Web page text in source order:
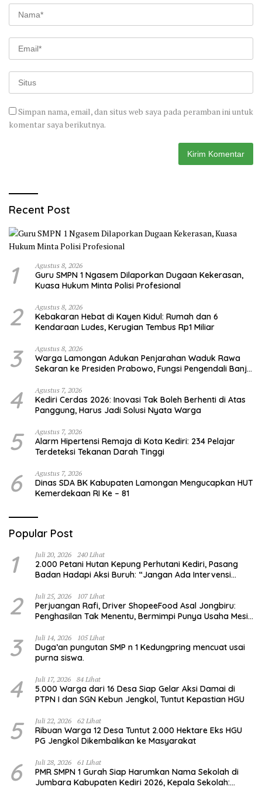
Simpan nama, email, dan situs web saya pada peramban ini untuk
komentar saya berikutnya.
Recent Post
1 Agustus 8, 2026
Guru SMPN 1 Ngasem Dilaporkan Dugaan Kekerasan,
Kuasa Hukum Minta Polisi Profesional
2 Agustus 8, 2026
Kebakaran Hebat di Kayen Kidul: Rumah dan 6
Kendaraan Ludes, Kerugian Tembus Rp1 Miliar
3 Agustus 8, 2026
Warga Lamongan Adukan Penjarahan Waduk Rawa
Sekaran ke Presiden Prabowo, Fungsi Pengendali Banjir
4 Agustus 7, 2026
Kediri Cerdas 2026: Inovasi Tak Boleh Berhenti di Atas
Panggung, Harus Jadi Solusi Nyata Warga
5 Agustus 7, 2026
Alarm Hipertensi Remaja di Kota Kediri: 234 Pelajar
Terdeteksi Tekanan Darah Tinggi
6 Agustus 7, 2026
Dinas SDA BK Kabupaten Lamongan Mengucapkan HUT
Kemerdekaan RI Ke – 81
Popular Post
1 Juli 20, 2026 240 Lihat
2.000 Petani Hutan Kepung Perhutani Kediri, Pasang
Badan Hadapi Aksi Buruh: “Jangan Ada Intervensi
2 Juli 25, 2026 107 Lihat
Perjuangan Rafi, Driver ShopeeFood Asal Jongbiru:
Penghasilan Tak Menentu, Bermimpi Punya Usaha Mesin
3 Juli 14, 2026 105 Lihat
Duga’an pungutan SMP n 1 Kedungpring mencuat usai
purna siswa.
4 Juli 17, 2026 84 Lihat
5.000 Warga dari 16 Desa Siap Gelar Aksi Damai di
PTPN I dan SGN Kebun Jengkol, Tuntut Kepastian HGU
5 Juli 22, 2026 62 Lihat
Ribuan Warga 12 Desa Tuntut 2.000 Hektare Eks HGU
PG Jengkol Dikembalikan ke Masyarakat
6 Juli 28, 2026 61 Lihat
PMR SMPN 1 Gurah Siap Harumkan Nama Sekolah di
Jumbara Kabupaten Kediri 2026, Kepala Sekolah: